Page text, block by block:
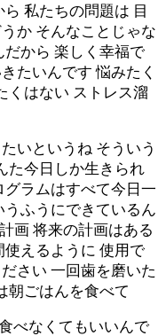
私たちの問題は 目
か そんなことじゃな
だから 楽しく幸福で
たいんです 悩みたく
くはない ストレス溜
いというね そういう
た今日しか生きられ
ラムはすべて今日一
うふうにできているん
画 将来の計画はある
使えるように 使用で
さい 一回歯を磨いた
朝ごはんを食べて
べなくてもいいんで